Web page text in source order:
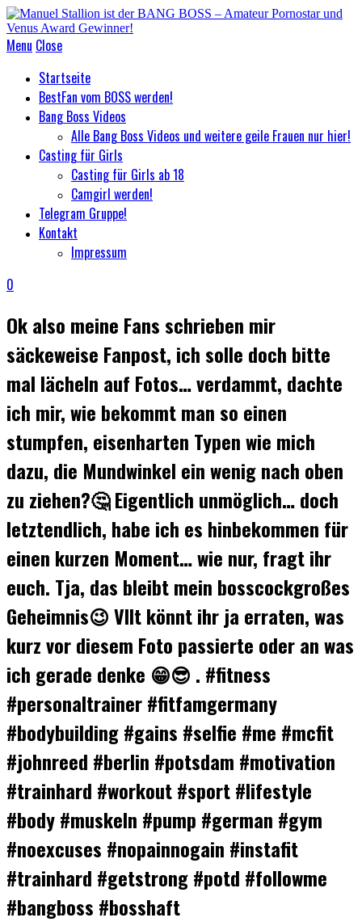
Menu Close
Startseite
BestFan vom BOSS werden!
Bang Boss Videos
Alle Bang Boss Videos und weitere geile Frauen nur hier!
Casting für Girls
Casting für Girls ab 18
Camgirl werden!
Telegram Gruppe!
Kontakt
Impressum
0
Ok also meine Fans schrieben mir
säckeweise Fanpost, ich solle doch bitte
mal lächeln auf Fotos… verdammt, dachte
ich mir, wie bekommt man so einen
stumpfen, eisenharten Typen wie mich
dazu, die Mundwinkel ein wenig nach oben
zu ziehen?🤔 Eigentlich unmöglich… doch
letztendlich, habe ich es hinbekommen für
einen kurzen Moment… wie nur, fragt ihr
euch. Tja, das bleibt mein bosscockgroßes
Geheimnis😉 Vllt könnt ihr ja erraten, was
kurz vor diesem Foto passierte oder an was
ich gerade denke 😁😎 . #fitness
#personaltrainer #fitfamgermany
#bodybuilding #gains #selfie #me #mcfit
#johnreed #berlin #potsdam #motivation
#trainhard #workout #sport #lifestyle
#body #muskeln #pump #german #gym
#noexcuses #nopainnogain #instafit
#trainhard #getstrong #potd #followme
#bangboss #bosshaft